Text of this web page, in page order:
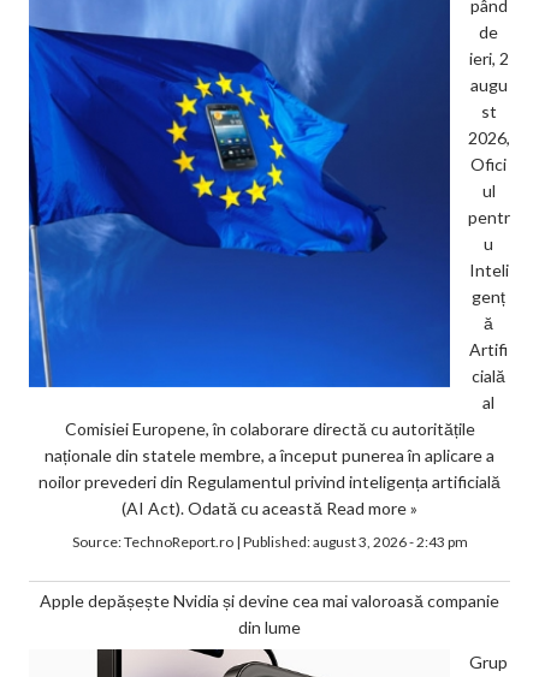
pând
de
ieri, 2
augu
st
2026,
Ofici
ul
pentr
u
Inteli
genț
ă
Artifi
cială
al
Comisiei Europene, în colaborare directă cu autoritățile
naționale din statele membre, a început punerea în aplicare a
noilor prevederi din Regulamentul privind inteligența artificială
(AI Act). Odată cu această Read more »
Source:TechnoReport.ro| Published:august 3, 2026 - 2:43 pm
Apple depășește Nvidia și devine cea mai valoroasă companie
din lume
Grup